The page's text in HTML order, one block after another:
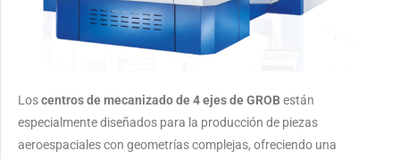
Loscentros de mecanizado de 4 ejes de GROBestán
especialmente diseñados para la producción de piezas
aeroespaciales con geometrías complejas, ofreciendo una